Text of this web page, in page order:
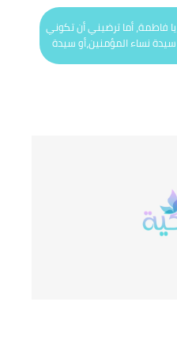
يا فاطمة، أما ترضيني أن تكوني
سيدة نساء المؤمنين،أو سيدة
نساء هذه الأمّة’(الرسول الأكرم)